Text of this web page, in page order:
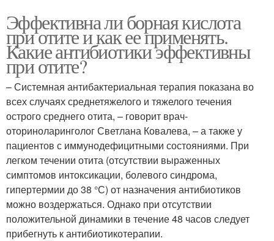
Эффективна ли борная кислота
при отите и как ее применять.
Какие антибиотики эффективны
при отите?
– Системная антибактериальная терапия показана во
всех случаях среднетяжелого и тяжелого течения
острого среднего отита, – говорит врач-
оториноларинголог Светлана Ковалева, – а также у
пациентов с иммунодефицитными состояниями. При
легком течении отита (отсутствии выраженных
симптомов интоксикации, болевого синдрома,
гипертермии до 38 °С) от назначения антибиотиков
можно воздержаться. Однако при отсутствии
положительной динамики в течение 48 часов следует
прибегнуть к антибиотикотерапии.